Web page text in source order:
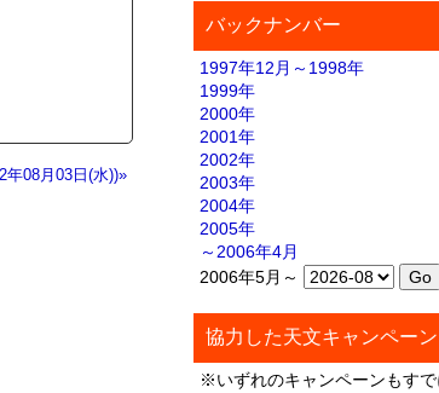
年08月03日(水))»
バックナンバー
1997年12月～1998年
1999年
2000年
2001年
2002年
2003年
2004年
2005年
～2006年4月
2006年5月～
協力した天文キャンペーン
※いずれのキャンペーンもすで